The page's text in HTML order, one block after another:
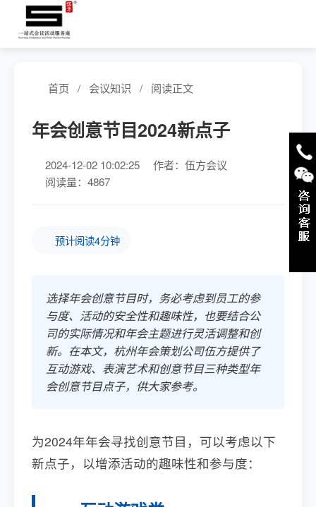
首页 / 会议知识 / 阅读正文
年会创意节目2024新点子
2024-12-02 10:02:25
作者：伍方会议
阅读量：4867
预计阅读4分钟
选择年会创意节目时，务必考虑到员工的参
与度、活动的安全性和趣味性，也要结合公
司的实际情况和年会主题进行灵活调整和创
新。在本文，杭州年会策划公司伍方提供了
互动游戏、表演艺术和创意节目三种类型年
会创意节目点子，供大家参考。
为2024年年会寻找创意节目，可以考虑以下
新点子，以增添活动的趣味性和参与度：